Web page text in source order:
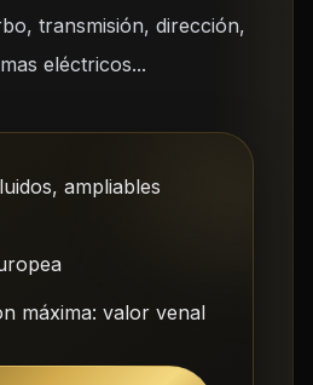
transmisión, dirección,
eléctricos...
ampliables
máxima: valor venal